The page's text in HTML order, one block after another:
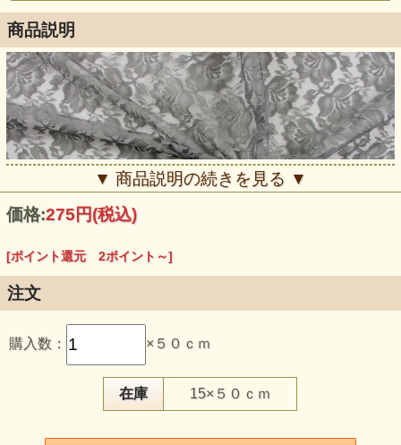
商品説明
【品 番】la824
【商品名】ラッセルレース グレイ
【価 格】250円＋消費税（50cm単位）
【素 材】ポリエステル：100％
【生地幅】110cm
【販売単位】50cm単位になります。
【生地の厚さ】やや薄い〜薄い
【ボタン参考】直径2cm（柄比較用）
▼ 商品説明の続きを見る ▼
価格:275円(税込)
[ポイント還元 2ポイント～]
注文
購入数： ×５０ｃｍ
在庫 15×５０ｃｍ